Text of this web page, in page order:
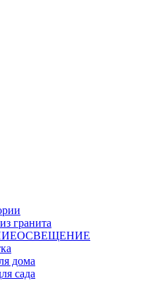
гранита
ОСВЕЩЕНИЕ
дома
сада